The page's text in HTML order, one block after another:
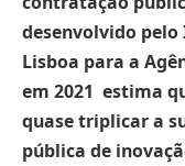
desenvolvido pelo
Lisboa para a
em 2021 estima
quase triplicar a
pública de